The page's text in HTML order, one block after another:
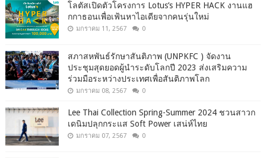
โลตัสเปิดตัวโครงการ Lotus’s HYPER HACK งานแฮ
กกาธอนเพื่อเฟ้นหาไอเดียจากคนรุ่นใหม่
มกราคม 11, 2567 0
สภาสหพันธ์รักษาสันติภาพ (UNPKFC ) จัดงาน
ประชุมสุดยอดผู้นำระดับโลกปี 2023 ส่งเสริมความ
ร่วมมือระหว่างประเทศเพื่อสันติภาพโลก
มกราคม 08, 2567 0
Lee Thai Collection Spring-Summer 2024 ชวนสาวก
เดนิมปลุกกระแส Soft Power เสน่ห์ไทย
มกราคม 07, 2567 0